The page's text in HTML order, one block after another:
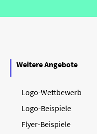
Weitere Angebote
Logo-Wettbewerb
Logo-Beispiele
Flyer-Beispiele